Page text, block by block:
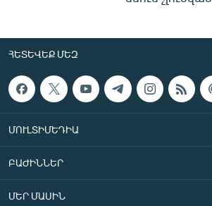
ՀԵՏԵՎԵՔ ՄԵԶ
ՄՈՒԼՏԻՄԵԴԻԱ
ԲԱԺԻՆՆԵՐ
ՄԵՐ ՄԱՍԻՆ